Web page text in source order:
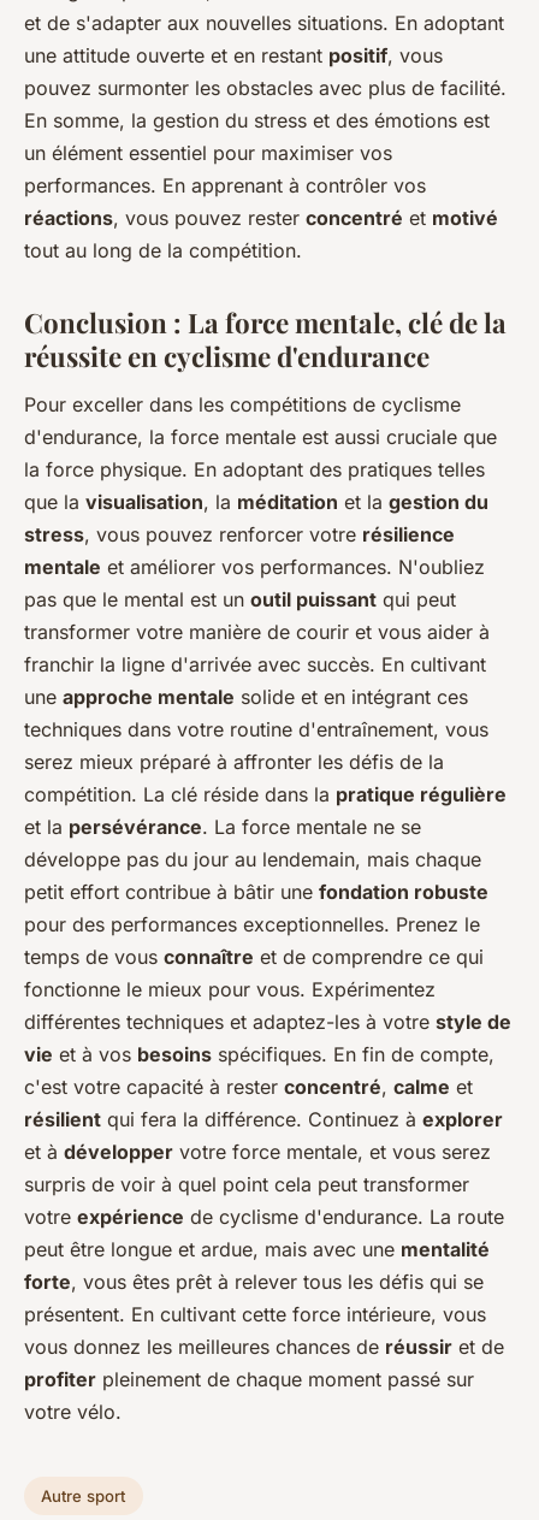
et de s'adapter aux nouvelles situations. En adoptant
une attitude ouverte et en restant positif, vous
pouvez surmonter les obstacles avec plus de facilité.
En somme, la gestion du stress et des émotions est
un élément essentiel pour maximiser vos
performances. En apprenant à contrôler vos
réactions, vous pouvez rester concentré et motivé
tout au long de la compétition.
Conclusion : La force mentale, clé de la
réussite en cyclisme d'endurance
Pour exceller dans les compétitions de cyclisme
d'endurance, la force mentale est aussi cruciale que
la force physique. En adoptant des pratiques telles
que la visualisation, la méditation et la gestion du
stress, vous pouvez renforcer votre résilience
mentale et améliorer vos performances. N'oubliez
pas que le mental est un outil puissant qui peut
transformer votre manière de courir et vous aider à
franchir la ligne d'arrivée avec succès. En cultivant
une approche mentale solide et en intégrant ces
techniques dans votre routine d'entraînement, vous
serez mieux préparé à affronter les défis de la
compétition. La clé réside dans la pratique régulière
et la persévérance. La force mentale ne se
développe pas du jour au lendemain, mais chaque
petit effort contribue à bâtir une fondation robuste
pour des performances exceptionnelles. Prenez le
temps de vous connaître et de comprendre ce qui
fonctionne le mieux pour vous. Expérimentez
différentes techniques et adaptez-les à votre style de
vie et à vos besoins spécifiques. En fin de compte,
c'est votre capacité à rester concentré, calme et
résilient qui fera la différence. Continuez à explorer
et à développer votre force mentale, et vous serez
surpris de voir à quel point cela peut transformer
votre expérience de cyclisme d'endurance. La route
peut être longue et ardue, mais avec une mentalité
forte, vous êtes prêt à relever tous les défis qui se
présentent. En cultivant cette force intérieure, vous
vous donnez les meilleures chances de réussir et de
profiter pleinement de chaque moment passé sur
votre vélo.
Autre sport